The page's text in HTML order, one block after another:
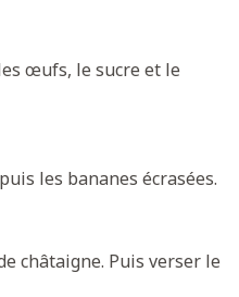
œufs, le sucre et le
les bananes écrasées.
châtaigne. Puis verser le